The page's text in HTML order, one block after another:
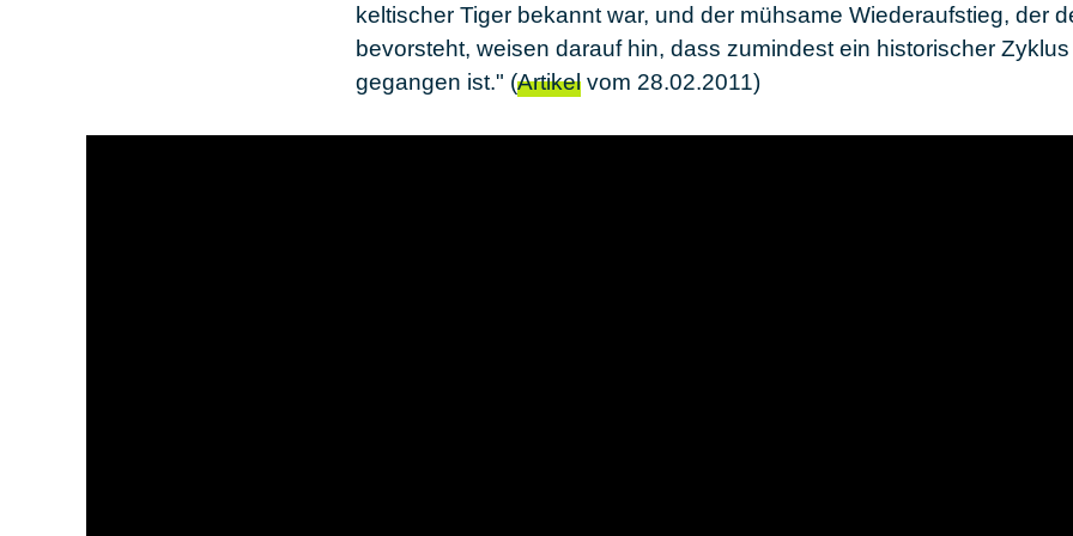
keltischer Tiger bekannt war, und der mühsame Wiederaufstieg, der
bevorsteht, weisen darauf hin, dass zumindest ein historischer
gegangen ist." (Artikel vom 28.02.2011)